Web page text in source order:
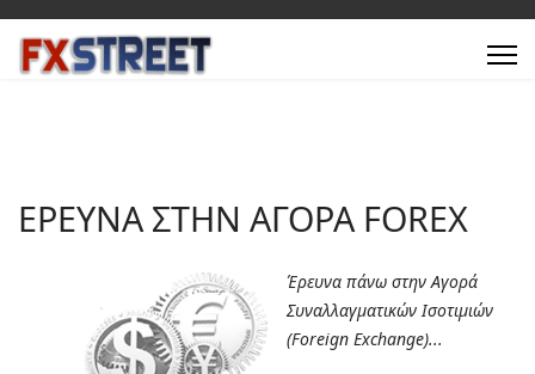
ΕΡΕΥΝΑ ΣΤΗΝ ΑΓΟΡΑ FOREX
Έρευνα πάνω στην Αγορά
Συναλλαγματικών Ισοτιμιών
(Foreign Exchange)...